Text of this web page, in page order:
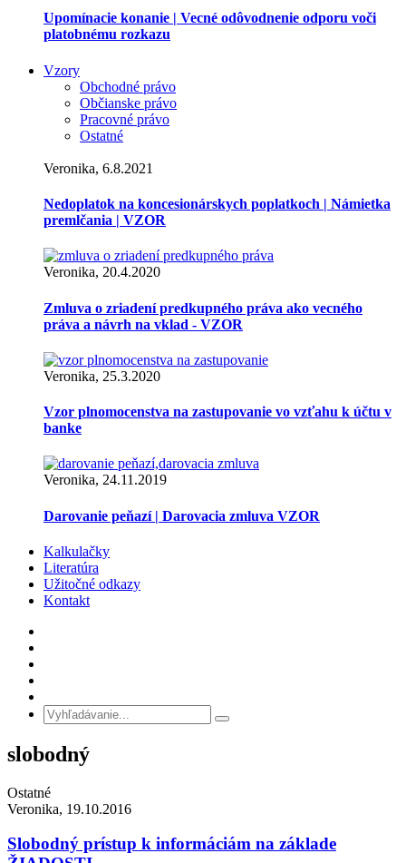
Upomínacie konanie | Vecné odôvodnenie odporu voči
platobnému rozkazu
Vzory
Obchodné právo
Občianske právo
Pracovné právo
Ostatné
Veronika, 6.8.2021
Nedoplatok na koncesionárskych poplatkoch | Námietka
premlčania | VZOR
Veronika, 20.4.2020
Zmluva o zriadení predkupného práva ako vecného
práva a návrh na vklad - VZOR
Veronika, 25.3.2020
Vzor plnomocenstva na zastupovanie vo vzťahu k účtu v
banke
Veronika, 24.11.2019
Darovanie peňazí | Darovacia zmluva VZOR
Kalkulačky
Literatúra
Užitočné odkazy
Kontakt
slobodný
Ostatné
Veronika, 19.10.2016
Slobodný prístup k informáciám na základe